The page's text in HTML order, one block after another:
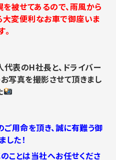
被せてあるので、雨風から
変便利なお車で御座いま
。
表のH社長と、ドライバー
写真を撮影させて頂きまし
用命を頂き、誠に有難う御
した！
ことは当社へお任せくださ